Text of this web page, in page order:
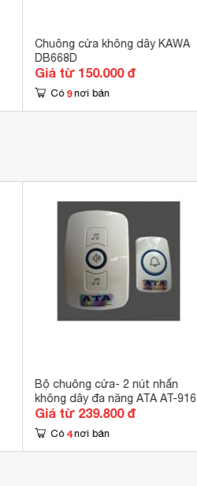
Chuông cửa không dây KAWA
DB668D
Giá từ 150.000 đ
Có 9 nơi bán
Bộ chuông cửa- 2 nút nhấn
không dây đa năng ATA AT-916
Giá từ 239.800 đ
Có 4 nơi bán